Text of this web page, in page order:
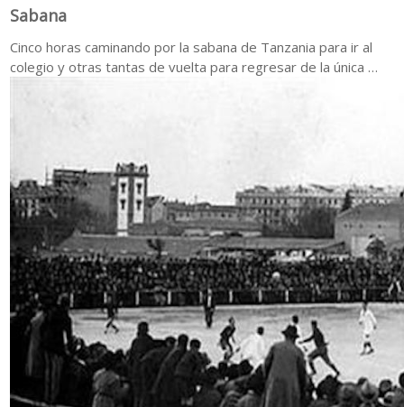
Sabana
Cinco horas caminando por la sabana de Tanzania para ir al
colegio y otras tantas de vuelta para regresar de la única …